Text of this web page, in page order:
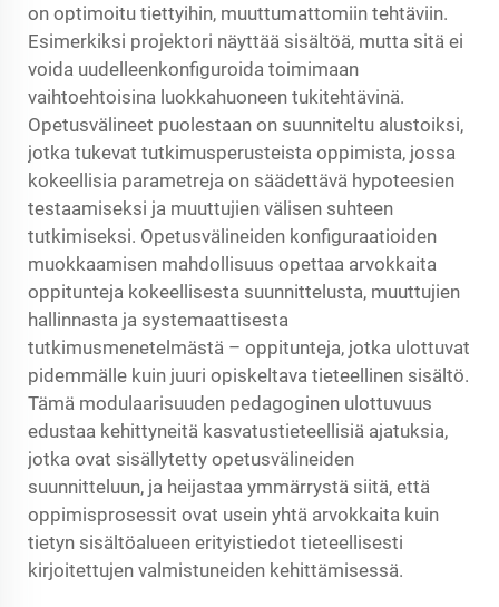
on optimoitu tiettyihin, muuttumattomiin tehtäviin.
Esimerkiksi projektori näyttää sisältöä, mutta sitä ei
voida uudelleenkonfiguroida toimimaan
vaihtoehtoisina luokkahuoneen tukitehtävinä.
Opetusvälineet puolestaan on suunniteltu alustoiksi,
jotka tukevat tutkimusperusteista oppimista, jossa
kokeellisia parametreja on säädettävä hypoteesien
testaamiseksi ja muuttujien välisen suhteen
tutkimiseksi. Opetusvälineiden konfiguraatioiden
muokkaamisen mahdollisuus opettaa arvokkaita
oppitunteja kokeellisesta suunnittelusta, muuttujien
hallinnasta ja systemaattisesta
tutkimusmenetelmästä – oppitunteja, jotka ulottuvat
pidemmälle kuin juuri opiskeltava tieteellinen sisältö.
Tämä modulaarisuuden pedagoginen ulottuvuus
edustaa kehittyneitä kasvatustieteellisiä ajatuksia,
jotka ovat sisällytetty opetusvälineiden
suunnitteluun, ja heijastaa ymmärrystä siitä, että
oppimisprosessit ovat usein yhtä arvokkaita kuin
tietyn sisältöalueen erityistiedot tieteellisesti
kirjoitettujen valmistuneiden kehittämisessä.